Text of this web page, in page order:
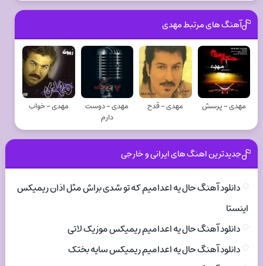
آهنگ های مرتبط مهدی
مهدی - پرسش مهدی - قدح
مهدی - دوست
دارم
مهدی - خواب
جدیدترین اهنگ های ایرانی و خارجی
دانلود آهنگ حال یه اعدامیم که تو شدی براش مثل اذان ریمیکس
اینستا
دانلود آهنگ حال یه اعدامیم ریمیکس موزیک لاتی
دانلود آهنگ حال یه اعدامیم ریمیکس سایه بختک